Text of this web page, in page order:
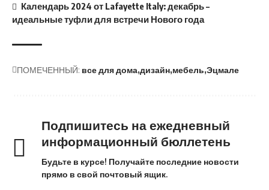
Календарь 2024 от Lafayette Italy: декабрь –
идеальные туфли для встречи Нового года
ПОМЕЧЕННЫЙ: все для дома дизайн мебель Эцмале
Подпишитесь на ежедневный
информационный бюллетень
Будьте в курсе! Получайте последние новости
прямо в свой почтовый ящик.